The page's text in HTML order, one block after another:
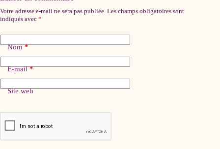
Votre adresse e-mail ne sera pas publiée. Les champs obligatoires sont
indiqués avec *
Nom*
E-mail*
Site web